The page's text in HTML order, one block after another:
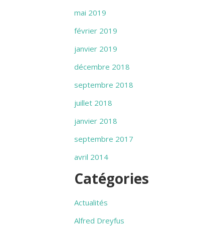
mai 2019
février 2019
janvier 2019
décembre 2018
septembre 2018
juillet 2018
janvier 2018
septembre 2017
avril 2014
Catégories
Actualités
Alfred Dreyfus